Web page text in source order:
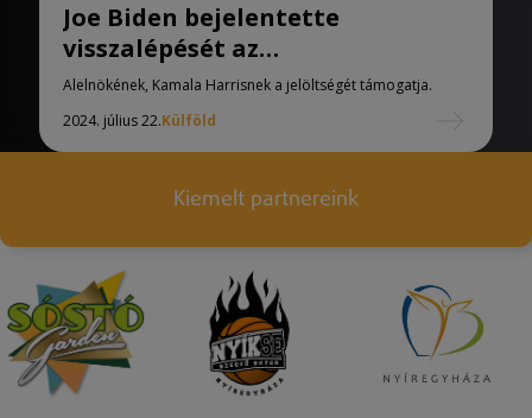
Joe Biden bejelentette
visszalépését az
elnökjelöltségtől
Alelnökének, Kamala Harrisnek a jelöltségét támogatja.
2024. július 22.Külföld
Kiemelt partnereink